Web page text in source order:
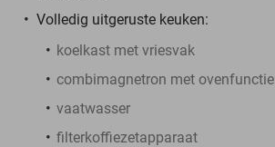
Volledig uitgeruste keuken:
koelkast met vriesvak
combimagnetron met ovenfunctie
vaatwasser
filterkoffiezetapparaat